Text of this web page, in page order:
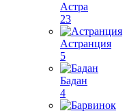
Астра
23
Астранция
5
Бадан
4